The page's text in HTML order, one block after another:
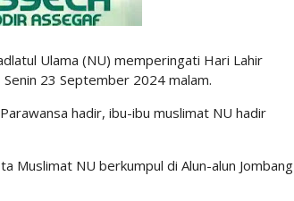
Ulama (NU) memperingati Hari Lahir
23 September 2024 malam.
hadir, ibu-ibu muslimat NU hadir
Muslimat NU berkumpul di Alun-alun Jombang